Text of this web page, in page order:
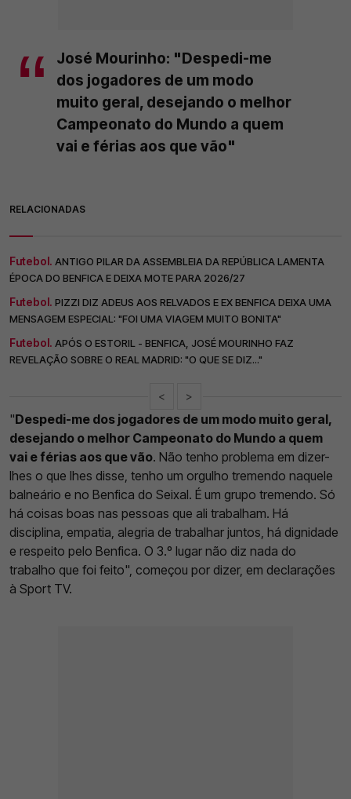
José Mourinho: "Despedi-me
dos jogadores de um modo
muito geral, desejando o melhor
Campeonato do Mundo a quem
vai e férias aos que vão"
RELACIONADAS
Futebol. ANTIGO PILAR DA ASSEMBLEIA DA REPÚBLICA LAMENTA
ÉPOCA DO BENFICA E DEIXA MOTE PARA 2026/27
Futebol. PIZZI DIZ ADEUS AOS RELVADOS E EX BENFICA DEIXA UMA
MENSAGEM ESPECIAL: "FOI UMA VIAGEM MUITO BONITA"
Futebol. APÓS O ESTORIL - BENFICA, JOSÉ MOURINHO FAZ
REVELAÇÃO SOBRE O REAL MADRID: "O QUE SE DIZ..."
< >
"Despedi-me dos jogadores de um modo muito geral,
desejando o melhor Campeonato do Mundo a quem
vai e férias aos que vão. Não tenho problema em dizer-
lhes o que lhes disse, tenho um orgulho tremendo naquele
balneário e no Benfica do Seixal. É um grupo tremendo. Só
há coisas boas nas pessoas que ali trabalham. Há
disciplina, empatia, alegria de trabalhar juntos, há dignidade
e respeito pelo Benfica. O 3.º lugar não diz nada do
trabalho que foi feito", começou por dizer, em declarações
à Sport TV.